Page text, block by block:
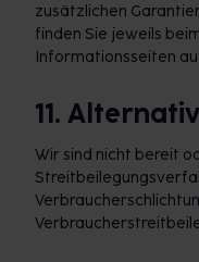
zusätzlichen
finden Sie jeweils
Informationsseiten
11.
Wir sind nicht bereit